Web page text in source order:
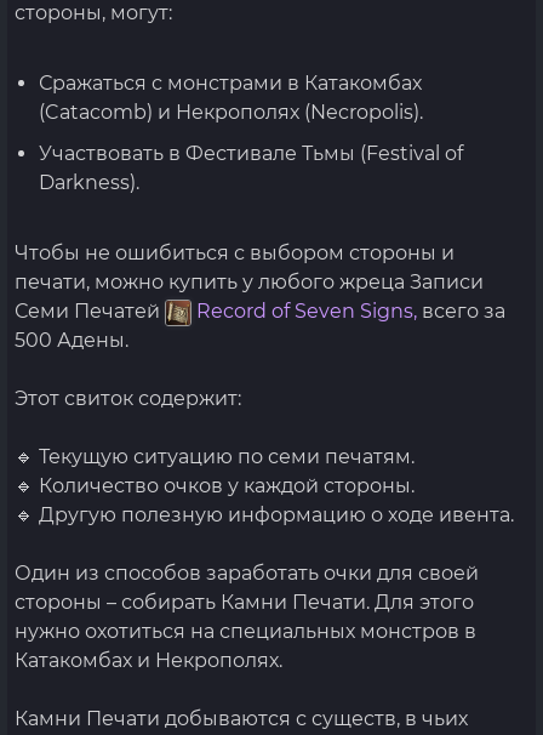
стороны, могут:
Сражаться с монстрами в Катакомбах
(Catacomb) и Некрополях (Necropolis).
Участвовать в Фестивале Тьмы (Festival of
Darkness).
Чтобы не ошибиться с выбором стороны и
печати, можно купить у любого жреца Записи
Семи Печатей
Record of Seven Signs, всего за
500 Адены.
Этот свиток содержит:
🔹 Текущую ситуацию по семи печатям.
🔹 Количество очков у каждой стороны.
🔹 Другую полезную информацию о ходе ивента.
Один из способов заработать очки для своей
стороны – собирать Камни Печати. Для этого
нужно охотиться на специальных монстров в
Катакомбах и Некрополях.
Камни Печати добываются с существ, в чьих